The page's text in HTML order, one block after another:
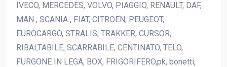
IVECO, MERCEDES, VOLVO, PIAGGIO, RENAULT, DAF,
MAN , SCANIA , FIAT, CITROEN, PEUGEOT,
EUROCARGO, STRALIS, TRAKKER, CURSOR,
RIBALTABILE, SCARRABILE, CENTINATO, TELO,
FURGONE IN LEGA, BOX, FRIGORIFERO,pk, bonetti,